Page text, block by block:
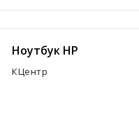
Ноутбук HP
КЦентр